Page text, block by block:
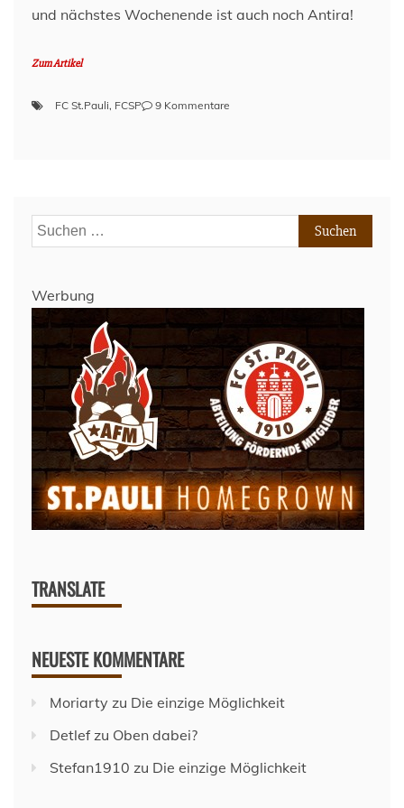
und nächstes Wochenende ist auch noch Antira!
Zum Artikel
FC St.Pauli, FCSP 9 Kommentare
Mai
Suchen
nach:
Werbung
TRANSLATE
NEUESTE KOMMENTARE
Moriarty zu Die einzige Möglichkeit
Detlefzu Oben dabei?
Stefan1910 zu Die einzige Möglichkeit